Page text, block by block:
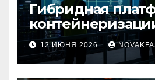
Гибридная
архитектура,
и сценарии
12 ИЮНЯ 2026